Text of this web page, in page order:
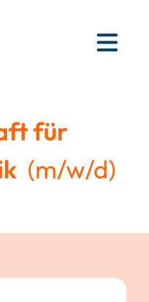
für
(m/w/d)